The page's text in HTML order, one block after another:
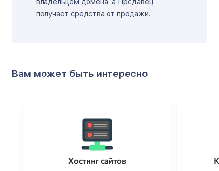
получает средства от продажи.
Вам может быть интересно
Хостинг сайтов